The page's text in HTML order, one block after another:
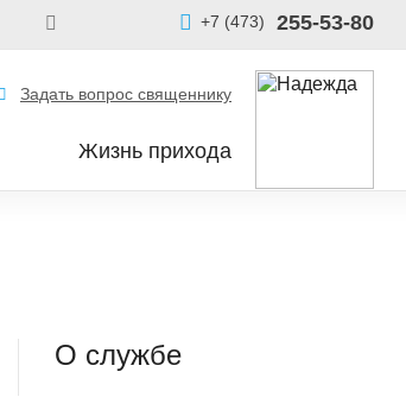
+7 (473) 255-53-80
Задать вопрос священнику
Жизнь прихода
О службе